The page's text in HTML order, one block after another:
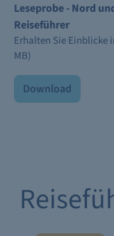
Leseprobe - Nord
Reiseführer
Erhalten Sie Einblicke
MB)
Download